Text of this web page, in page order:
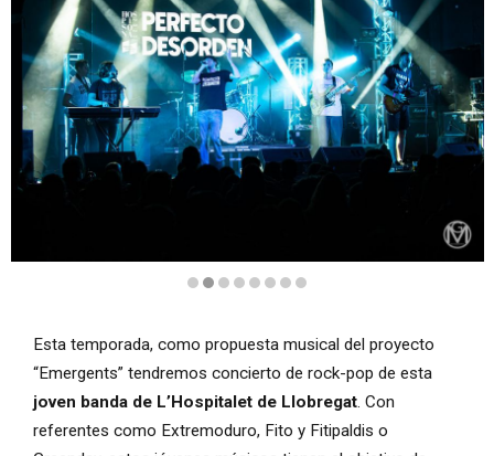
Esta temporada, como propuesta musical del proyecto
“Emergents” tendremos concierto de rock-pop de esta
joven banda de L’Hospitalet de Llobregat. Con
referentes como Extremoduro, Fito y Fitipaldis o